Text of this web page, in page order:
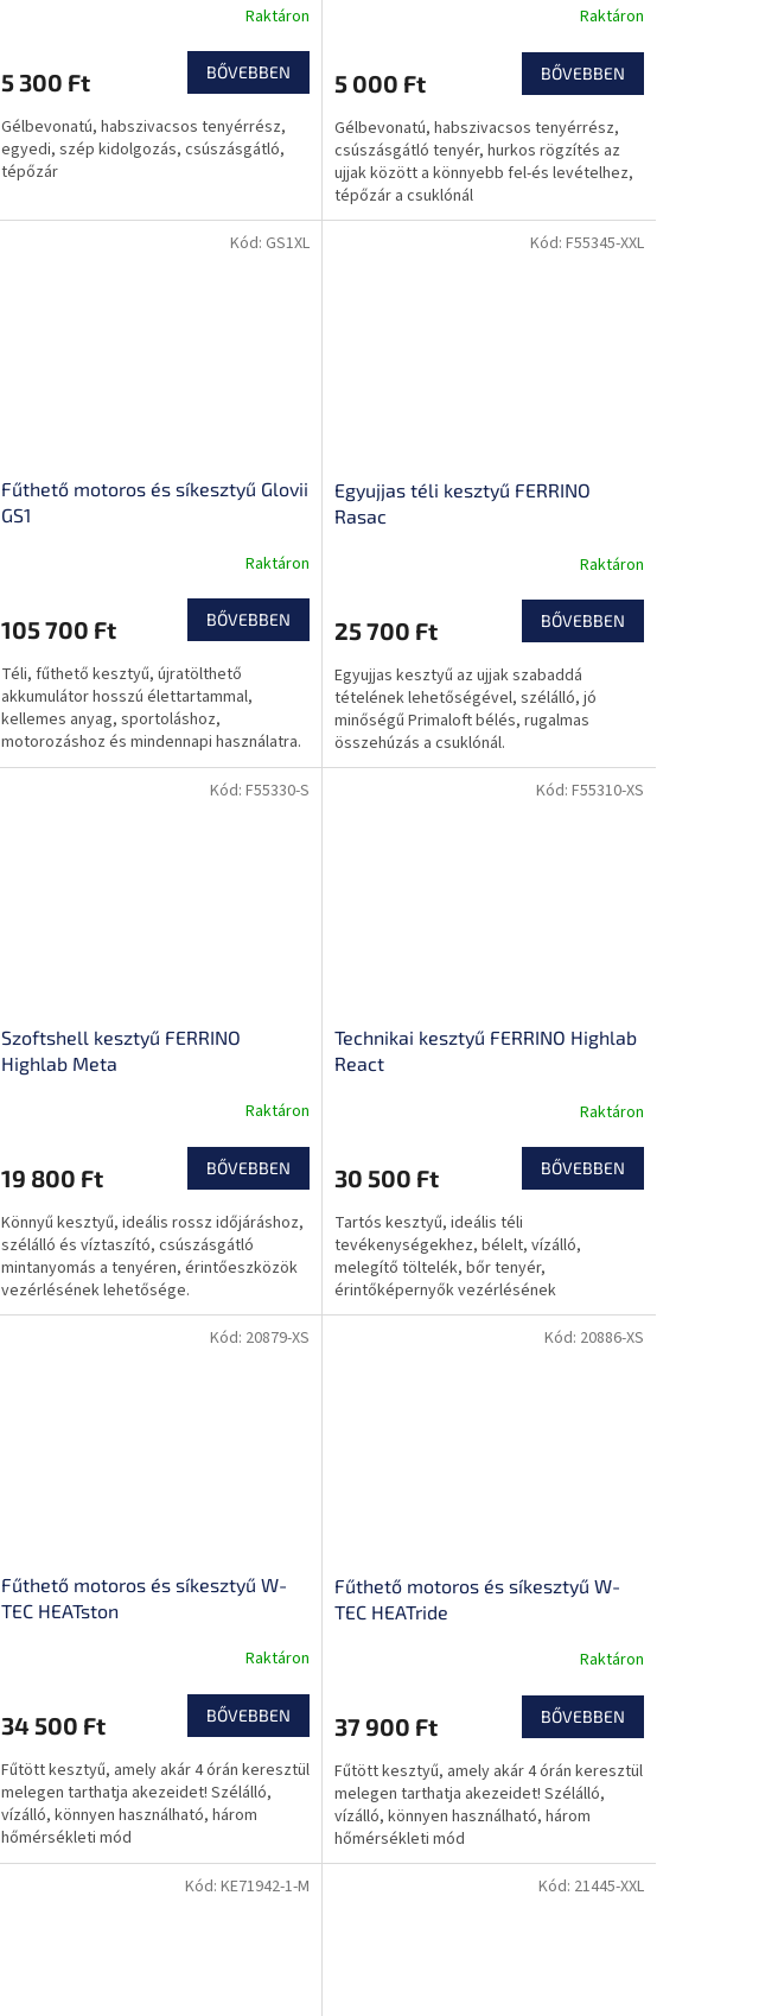
Raktáron
5 300 Ft BŐVEBBEN
Gélbevonatú, habszivacsos tenyérrész,
egyedi, szép kidolgozás, csúszásgátló,
tépőzár
Raktáron
5 000 Ft BŐVEBBEN
Gélbevonatú, habszivacsos tenyérrész,
csúszásgátló tenyér, hurkos rögzítés az
ujjak között a könnyebb fel-és levételhez,
tépőzár a csuklónál
Fűthető motoros és síkesztyű Glovii
GS1
Raktáron
105 700 Ft BŐVEBBEN
Téli, fűthető kesztyű, újratölthető
akkumulátor hosszú élettartammal,
kellemes anyag, sportoláshoz,
motorozáshoz és mindennapi használatra.
Kód: GS1XL
Egyujjas téli kesztyű FERRINO
Rasac
Raktáron
25 700 Ft BŐVEBBEN
Egyujjas kesztyű az ujjak szabaddá
tételének lehetőségével, szélálló, jó
minőségű Primaloft bélés, rugalmas
összehúzás a csuklónál.
Kód: F55345-XXL
Szoftshell kesztyű FERRINO
Highlab Meta
Raktáron
19 800 Ft BŐVEBBEN
Könnyű kesztyű, ideális rossz időjáráshoz,
szélálló és víztaszító, csúszásgátló
mintanyomás a tenyéren, érintőeszközök
vezérlésének lehetősége.
Kód: F55330-S
Technikai kesztyű FERRINO Highlab
React
Raktáron
30 500 Ft BŐVEBBEN
Tartós kesztyű, ideális téli
tevékenységekhez, bélelt, vízálló,
melegítő töltelék, bőr tenyér,
érintőképernyők vezérlésének
lehetősége.
Kód: F55310-XS
Fűthető motoros és síkesztyű W-
TEC HEATston
Raktáron
34 500 Ft BŐVEBBEN
Fűtött kesztyű, amely akár 4 órán keresztül
melegen tarthatja akezeidet! Szélálló,
vízálló, könnyen használható, három
hőmérsékleti mód
Kód: 20879-XS
Fűthető motoros és síkesztyű W-
TEC HEATride
Raktáron
37 900 Ft BŐVEBBEN
Fűtött kesztyű, amely akár 4 órán keresztül
melegen tarthatja akezeidet! Szélálló,
vízálló, könnyen használható, három
hőmérsékleti mód
Kód: 20886-XS
Kód: KE71942-1-M Kód: 21445-XXL